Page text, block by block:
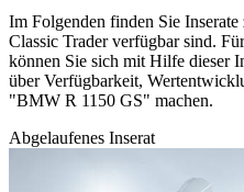
Im Folgenden finden Sie
Classic Trader verfügbar sind.
können Sie sich mit Hilfe dieser
über Verfügbarkeit,
"BMW R 1150 GS" machen.
Abgelaufenes Inserat